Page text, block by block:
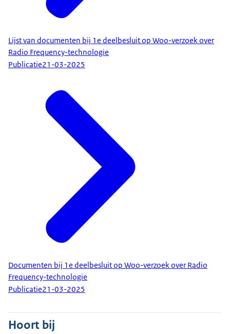
Lijst van documenten bij 1e deelbesluit op Woo-verzoek over
Radio Frequency-technologie
Publicatie21-03-2025
Documenten bij 1e deelbesluit op Woo-verzoek over Radio
Frequency-technologie
Publicatie21-03-2025
Hoort bij